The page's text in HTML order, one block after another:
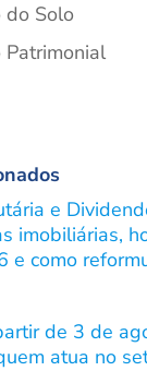
do Solo
Patrimonial
e
imobiliárias,
e como
de 3 de
atua no